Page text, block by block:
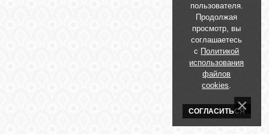
пользователя.
Продолжая
просмотр, вы
соглашаетесь
с Политикой
использования
файлов
cookies
СОГЛАСИТЬСЯ